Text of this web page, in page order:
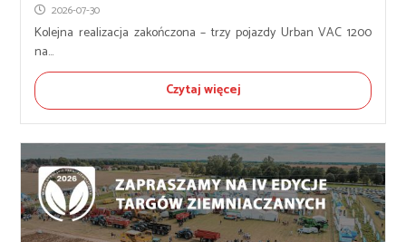
2026-07-30
Kolejna realizacja zakończona – trzy pojazdy Urban VAC 1200
na...
Czytaj więcej